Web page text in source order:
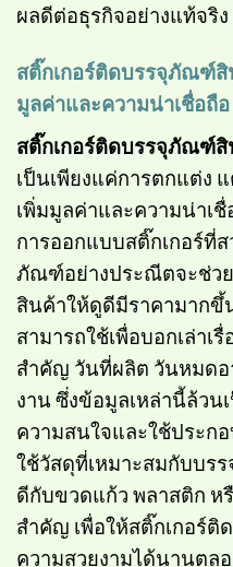
ผลดีต่อธุรกิจอย่างแท้จริง
สติ๊กเกอร์ติดบรรจุภัณฑ์สิ
มูลค่าและความน่าเชื่อถือ
สติ๊กเกอร์ติดบรรจุภัณฑ์สิ
เป็นเพียงแค่การตกแต่ง
เพิ่มมูลค่าและความน่า
การออกแบบสติ๊กเกอร์ที่
ภัณฑ์อย่างประณีตจะช่ว
สินค้าให้ดูดีมีราคามากขึ้
สามารถใช้เพื่อบอกเล่าเ
สำคัญ วันที่ผลิต วันหมดอ
งาน ซึ่งข้อมูลเหล่านี้ล้ว
ความสนใจและใช้ประก
ใช้วัสดุที่เหมาะสมกับบร
ดีกับขวดแก้ว พลาสติก ห
สำคัญ เพื่อให้สติ๊กเกอร์ติ
ความสวยงามได้นานตล